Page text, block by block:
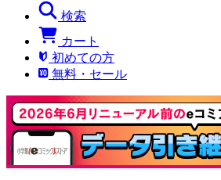
検索
カート
初めての方
無料・セール